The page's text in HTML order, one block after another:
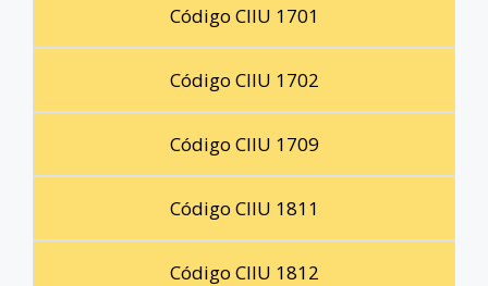
Código CIIU 1701
Código CIIU 1702
Código CIIU 1709
Código CIIU 1811
Código CIIU 1812